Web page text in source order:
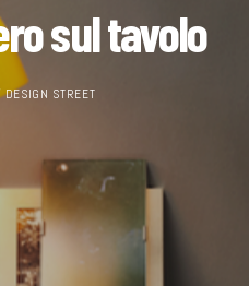
sul tavolo
DESIGN STREET